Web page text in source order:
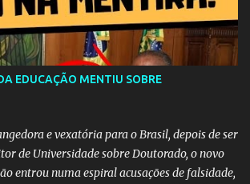
EDUCAÇÃO MENTIU SOBRE
e vexatória para o Brasil, depois de ser
de Universidade sobre Doutorado, o novo
entrou numa espiral acusações de falsidade,